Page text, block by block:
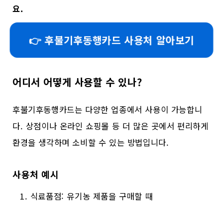
요.
👉 후불기후동행카드 사용처 알아보기
어디서 어떻게 사용할 수 있나?
후불기후동행카드는 다양한 업종에서 사용이 가능합니
다. 상점이나 온라인 쇼핑몰 등 더 많은 곳에서 편리하게
환경을 생각하며 소비할 수 있는 방법입니다.
사용처 예시
식료품점: 유기농 제품을 구매할 때